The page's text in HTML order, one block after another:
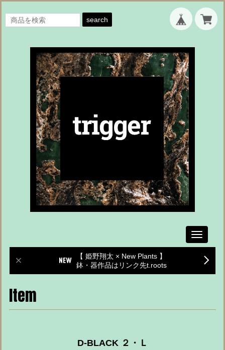
search
Toggle
【 姫野翔太 × New Plants 】
鉢・器作品はリンク先t.roots
Item
D-BLACK ２・Ｌ